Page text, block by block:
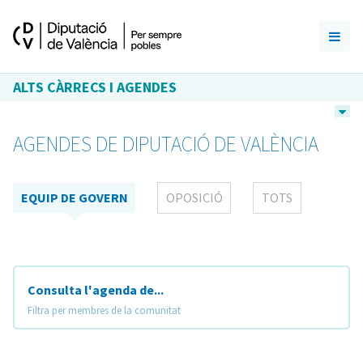
ALTS CÀRRECS I AGENDES
AGENDES DE DIPUTACIÓ DE VALÈNCIA
EQUIP DE GOVERN OPOSICIÓ TOTS
Consulta l'agenda de...
Filtra per membres de la comunitat